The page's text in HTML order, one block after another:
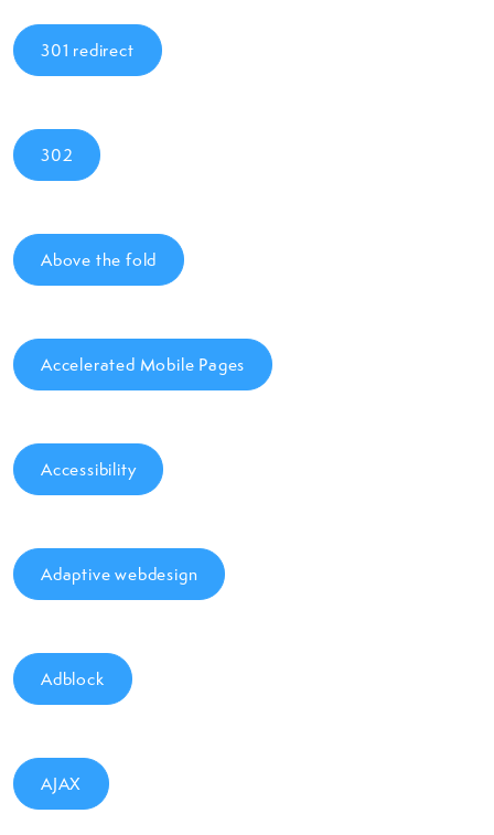
301 redirect
302
Above the fold
Accelerated Mobile Pages
Accessibility
Adaptive webdesign
Adblock
AJAX